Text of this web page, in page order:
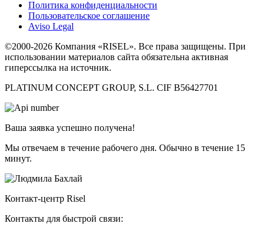
Политика конфиденциальности
Пользовательское соглашение
Aviso Legal
©2000-2026 Компания «RISEL». Все права защищены. При
использовании материалов сайта обязательна активная
гиперссылка на источник.
PLATINUM CONCEPT GROUP, S.L. CIF B56427701
Ваша заявка успешно получена!
Мы отвечаем в течение рабочего дня. Обычно в течение 15
минут.
Контакт-центр Risel
Контакты для быстрой связи: